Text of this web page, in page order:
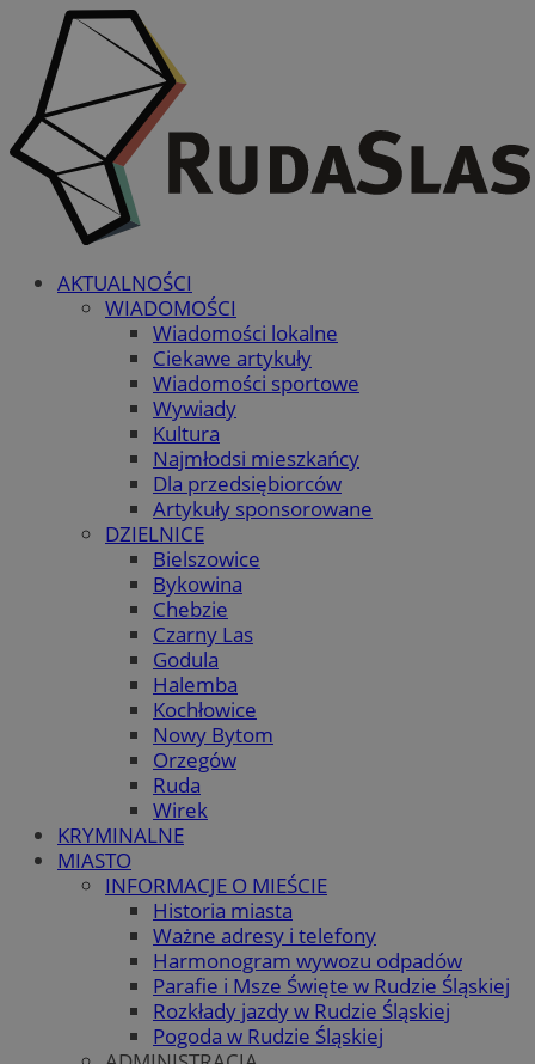
AKTUALNOŚCI
WIADOMOŚCI
Wiadomości lokalne
Ciekawe artykuły
Wiadomości sportowe
Wywiady
Kultura
Najmłodsi mieszkańcy
Dla przedsiębiorców
Artykuły sponsorowane
DZIELNICE
Bielszowice
Bykowina
Chebzie
Czarny Las
Godula
Halemba
Kochłowice
Nowy Bytom
Orzegów
Ruda
Wirek
KRYMINALNE
MIASTO
INFORMACJE O MIEŚCIE
Historia miasta
Ważne adresy i telefony
Harmonogram wywozu odpadów
Parafie i Msze Święte w Rudzie Śląskiej
Rozkłady jazdy w Rudzie Śląskiej
Pogoda w Rudzie Śląskiej